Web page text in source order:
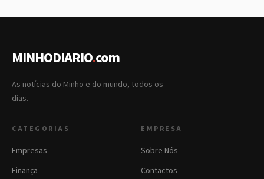
MINHODIARIO.com
As notícias do Minho e do mundo, todos os
dias.
CATEGORIAS
Empresas
Finança
EMPRESA
Sobre Nós
Contactos